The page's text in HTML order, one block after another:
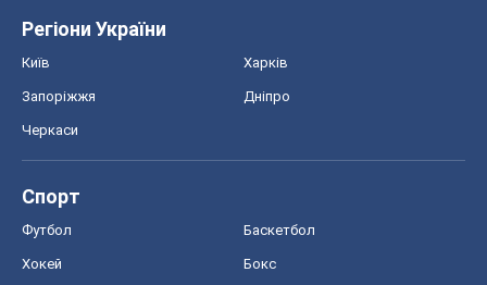
Регіони України
Київ Харків
Запоріжжя Дніпро
Черкаси
Спорт
Футбол Баскетбол
Хокей Бокс